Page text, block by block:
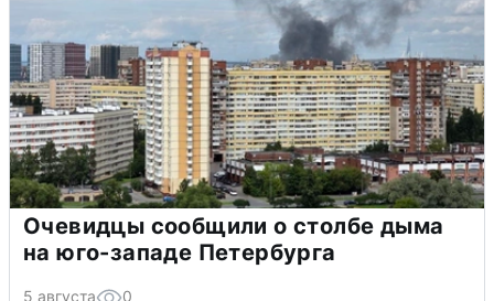
Очевидцы сообщили о столбе дыма
на юго-западе Петербурга
5 августа 0